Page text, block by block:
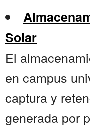
Solar
El
en campus
captura y
generada por